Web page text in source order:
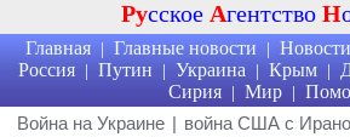
Русское Агентство Н
Главная | Главные новости | Новости
Россия | Путин | Украина | Крым |
Сирия | Мир |
Война на Украине | война США с